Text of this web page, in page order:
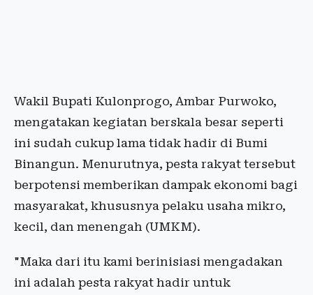
Wakil Bupati Kulonprogo, Ambar Purwoko,
mengatakan kegiatan berskala besar seperti
ini sudah cukup lama tidak hadir di Bumi
Binangun. Menurutnya, pesta rakyat tersebut
berpotensi memberikan dampak ekonomi bagi
masyarakat, khususnya pelaku usaha mikro,
kecil, dan menengah (UMKM).
"Maka dari itu kami berinisiasi mengadakan
ini adalah pesta rakyat hadir untuk